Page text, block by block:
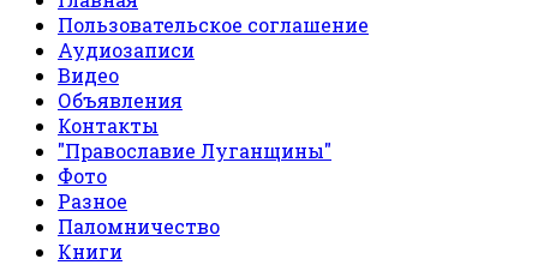
Пользовательское соглашение
Аудиозаписи
Видео
Объявления
Контакты
"Православие Луганщины"
Фото
Разное
Паломничество
Книги